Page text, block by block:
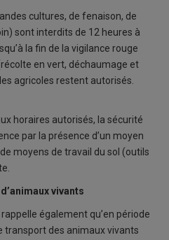
cultures, de fenaison, de
sont interdits de 12 heures à
la fin de la vigilance rouge
en vert, déchaumage et
agricoles restent autorisés.
horaires autorisés, la sécurité
par la présence d’un moyen
moyens de travail du sol (outils
vivants
également qu’en période
transport des animaux vivants